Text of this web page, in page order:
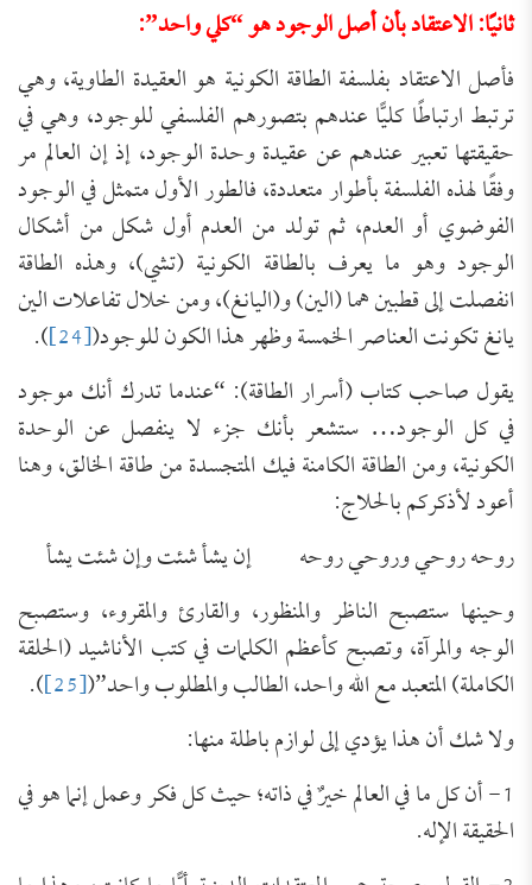
ثانيًا: الاعتقاد بأن أصل الوجود هو “كلي واحد”:
فأصل الاعتقاد بفلسفة الطاقة الكونية هو العقيدة الطاوية، وهي
ترتبط ارتباطًا كليًّا عندهم بتصورهم الفلسفي للوجود، وهي في
حقيقتها تعبير عندهم عن عقيدة وحدة الوجود، إذ إن العالم مر
وفقًا لهذه الفلسفة بأطوار متعددة، فالطور الأول متمثل في الوجود
الفوضوي أو العدم، ثم تولد من العدم أول شكل من أشكال
الوجود وهو ما يعرف بالطاقة الكونية (تشي)، وهذه الطاقة
انفصلت إلى قطبين هما (الين) و(اليانغ)، ومن خلال تفاعلات الين
يانغ تكونت العناصر الخمسة وظهر هذا الكون للوجود([24]
).
يقول صاحب كتاب (أسرار الطاقة): “عندما تدرك أنك موجود
في كل الوجود… ستشعر بأنك جزء لا ينفصل عن الوحدة
الكونية، ومن الطاقة الكامنة فيك المتجسدة من طاقة الخالق، وهنا
أعود لأذكركم بالحلاج:
روحه روحي وروحي روحه إن يشأ شئت وإن شئت يشأ
وحينها ستصبح الناظر والمنظور، والقارئ والمقروء، وستصبح
الوجه والمرآة، وتصبح كأعظم الكلمات في كتب الأناشيد (الحلقة
الكاملة) المتعبد مع الله واحد، الطالب والمطلوب واحد”([25]
).
ولا شك أن هذا يؤدي إلى لوازم باطلة منها:
1- أن كل ما في العالم خيرٌ في ذاته؛ حيث كل فكر وعمل إنما هو في
الحقيقة الإله.